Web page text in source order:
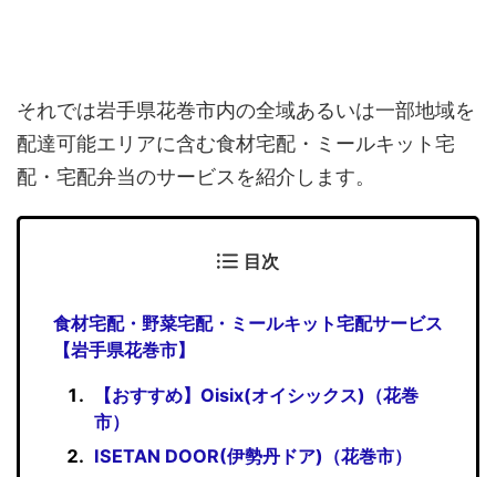
それでは岩手県花巻市内の全域あるいは一部地域を
配達可能エリアに含む食材宅配・ミールキット宅
配・宅配弁当のサービスを紹介します。
目次
食材宅配・野菜宅配・ミールキット宅配サービス
【岩手県花巻市】
【おすすめ】Oisix(オイシックス)（花巻
市）
ISETAN DOOR(伊勢丹ドア)（花巻市）